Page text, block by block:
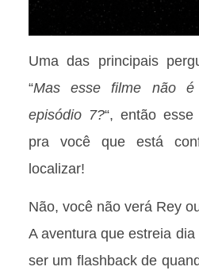
Uma das principais
“Mas esse filme não é
episódio 7?“, então
pra você que está
localizar!
Não, você não verá Rey
A aventura que estreia
ser um flashback de